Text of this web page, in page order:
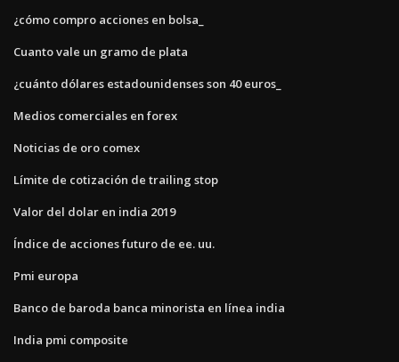
¿cómo compro acciones en bolsa_
Cuanto vale un gramo de plata
¿cuánto dólares estadounidenses son 40 euros_
Medios comerciales en forex
Noticias de oro comex
Límite de cotización de trailing stop
Valor del dolar en india 2019
Índice de acciones futuro de ee. uu.
Pmi europa
Banco de baroda banca minorista en línea india
India pmi composite